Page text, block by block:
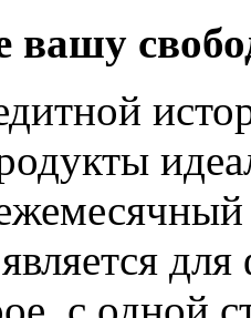
вашу